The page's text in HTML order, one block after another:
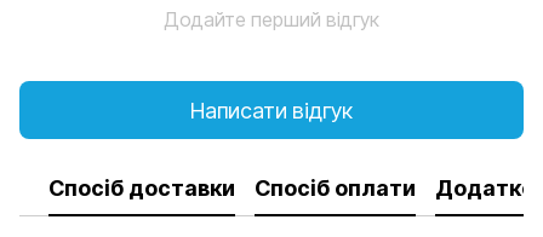
Додайте перший відгук
Написати відгук
Спосіб доставки Спосіб оплати